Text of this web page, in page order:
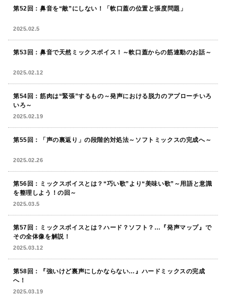
第52回：鼻音を“敵”にしない！「軟口蓋の位置と張度問題」
2025.02.5
第53回：鼻音で天然ミックスボイス！～軟口蓋からの筋連動のお話～
2025.02.12
第54回：筋肉は“緊張”するもの～発声における脱力のアプローチいろ
いろ～
2025.02.19
第55回：「声の裏返り」の段階的対処法～ソフトミックスの完成へ～
2025.02.26
第56回：ミックスボイスとは？“巧い歌”より“美味い歌”～用語と意識
を整理しよう！の回～
2025.03.5
第57回：ミックスボイスとは？ハード？ソフト？…『発声マップ』で
その全体像を解説！
2025.03.12
第58回：『強いけど裏声にしかならない…』ハードミックスの完成
へ！
2025.03.19